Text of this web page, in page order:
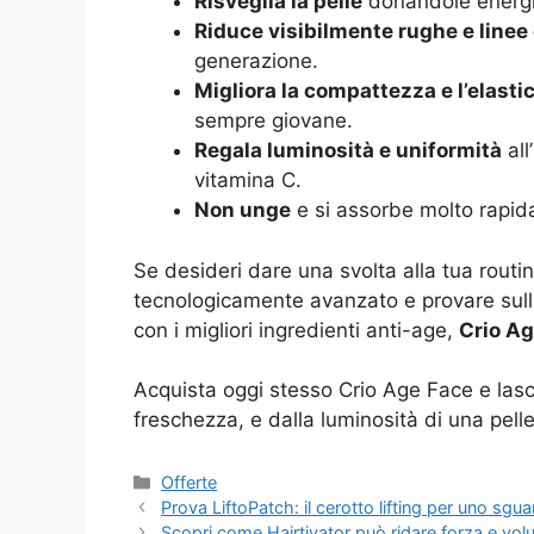
Riduce visibilmente rughe e linee
generazione.
Migliora la compattezza e
sempre giovane.
Regala luminosità e uniformità
vitamina C.
Non unge e si assorbe molto
Se desideri dare una svolta alla tua
tecnologicamente avanzato e provare
con i migliori ingredienti anti-age, Crio
Acquista oggi stesso Crio Age Face e
freschezza, e dalla luminosità di una
Categorie
Offerte
Prova LiftoPatch: il cerotto lifting per uno